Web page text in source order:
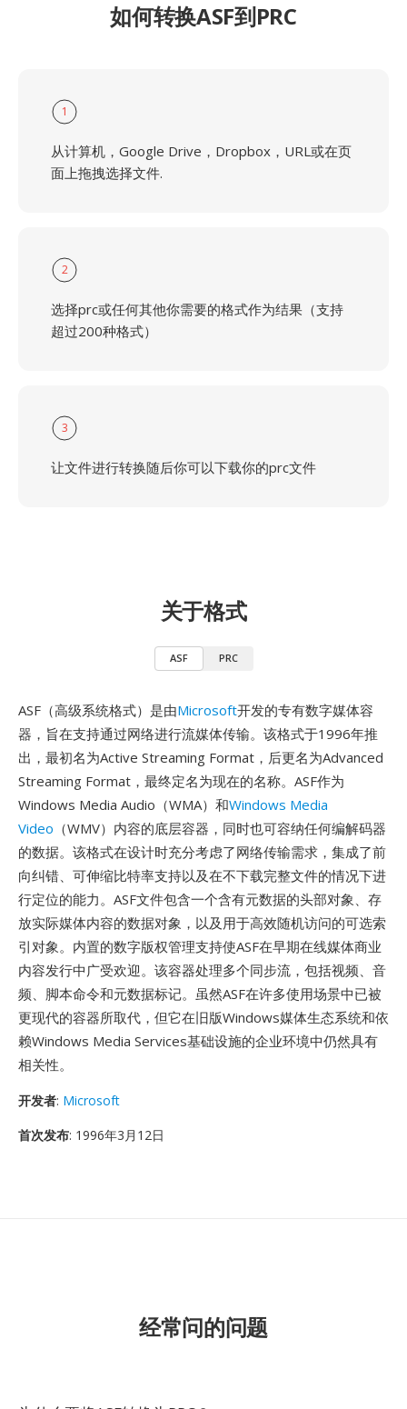
如何转换ASF到PRC
1
从计算机，Google Drive，Dropbox，URL或在页
面上拖拽选择文件.
2
选择prc或任何其他你需要的格式作为结果（支持
超过200种格式）
3
让文件进行转换随后你可以下载你的prc文件
关于格式
ASF PRC
ASF（高级系统格式）是由Microsoft开发的专有数字媒体容
器，旨在支持通过网络进行流媒体传输。该格式于1996年推
出，最初名为Active Streaming Format，后更名为Advanced
Streaming Format，最终定名为现在的名称。ASF作为
Windows Media Audio（WMA）和Windows Media
Video （WMV）内容的底层容器，同时也可容纳任何编解码器
的数据。该格式在设计时充分考虑了网络传输需求，集成了前
向纠错、可伸缩比特率支持以及在不下载完整文件的情况下进
行定位的能力。ASF文件包含一个含有元数据的头部对象、存
放实际媒体内容的数据对象，以及用于高效随机访问的可选索
引对象。内置的数字版权管理支持使ASF在早期在线媒体商业
内容发行中广受欢迎。该容器处理多个同步流，包括视频、音
频、脚本命令和元数据标记。虽然ASF在许多使用场景中已被
更现代的容器所取代，但它在旧版Windows媒体生态系统和依
赖Windows Media Services基础设施的企业环境中仍然具有
相关性。
开发者: Microsoft
首次发布: 1996年3月12日
经常问的问题